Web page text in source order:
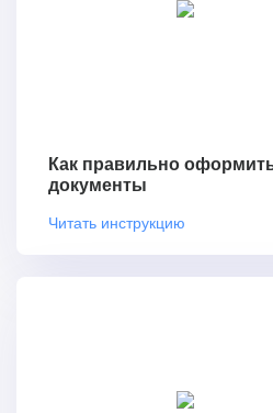
Как правильно
документы
Читать инструкцию